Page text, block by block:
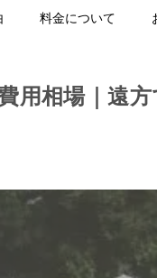
料金について
用相場｜遠